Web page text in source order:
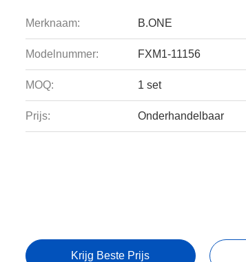
Merknaam: B.ONE
Modelnummer: FXM1-11156
MOQ: 1 set
Prijs: Onderhandelbaar
Krijg Beste Prijs